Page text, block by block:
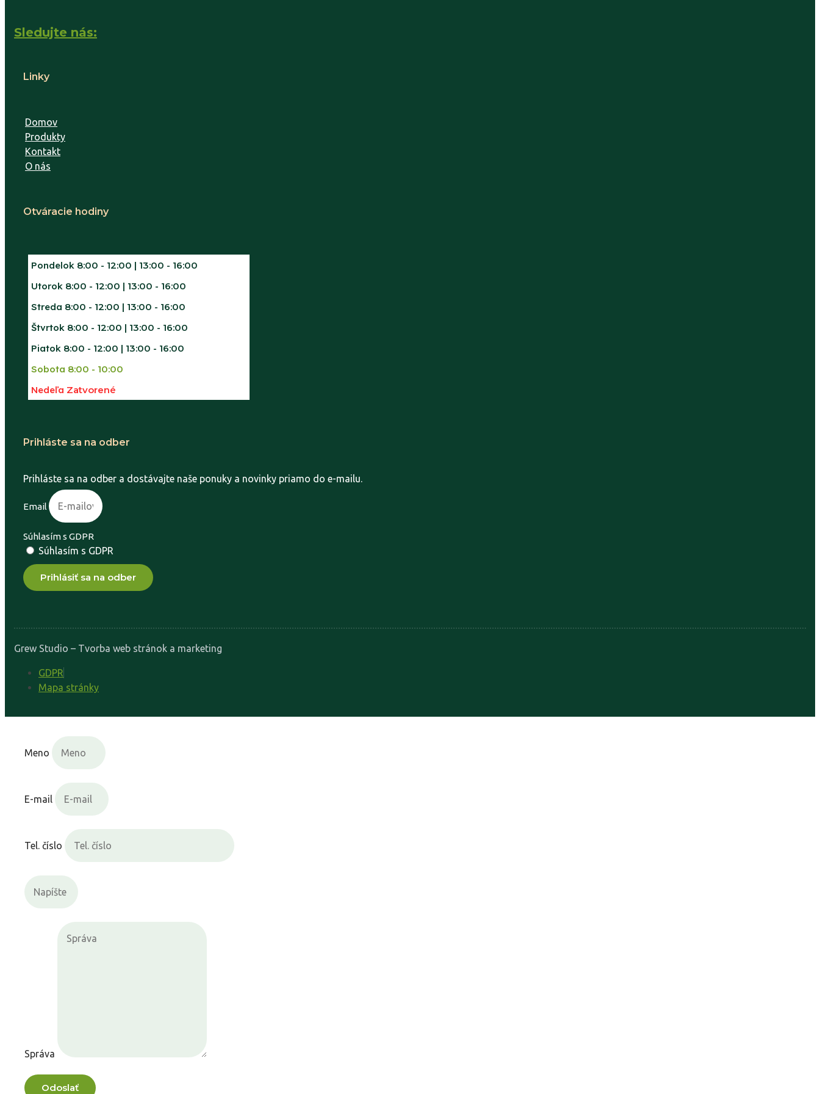
Sledujte nás:
Linky
Domov
Produkty
Kontakt
O nás
Otváracie hodiny
Pondelok 8:00 - 12:00 | 13:00 - 16:00
Utorok 8:00 - 12:00 | 13:00 - 16:00
Streda 8:00 - 12:00 | 13:00 - 16:00
Štvrtok 8:00 - 12:00 | 13:00 - 16:00
Piatok 8:00 - 12:00 | 13:00 - 16:00
Sobota 8:00 - 10:00
Nedeľa Zatvorené
Prihláste sa na odber
Prihláste sa na odber a dostávajte naše ponuky a novinky priamo do e-mailu.
Email
Súhlasím s GDPR
Súhlasím s GDPR
Prihlásiť sa na odber
Grew Studio – Tvorba web stránok a marketing
GDPR
Mapa stránky
Meno
E-mail
Tel. číslo
Správa
Odoslať